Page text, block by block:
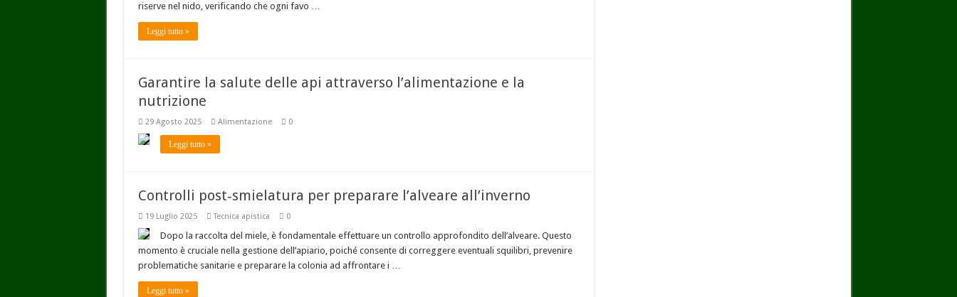
riserve nel nido, verificando che ogni favo …
Leggi tutto »
Garantire la salute delle api attraverso l’alimentazione e la
nutrizione
29 Agosto 2025 Alimentazione 0
Leggi tutto »
Controlli post‑smielatura per preparare l’alveare all’inverno
19 Luglio 2025 Tecnica apistica 0
Dopo la raccolta del miele, è fondamentale effettuare un controllo approfondito dell’alveare. Questo
momento è cruciale nella gestione dell’apiario, poiché consente di correggere eventuali squilibri, prevenire
problematiche sanitarie e preparare la colonia ad affrontare i …
Leggi tutto »